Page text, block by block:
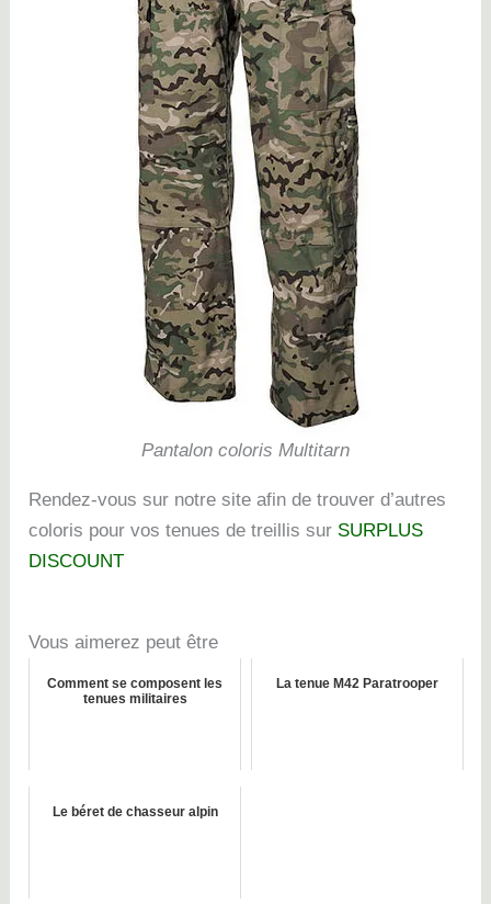
Pantalon coloris Multitarn
Rendez-vous sur notre site afin de trouver d’autres
coloris pour vos tenues de treillis sur SURPLUS
DISCOUNT
Vous aimerez peut être
Comment se composent les
tenues militaires
La tenue M42 Paratrooper
Le béret de chasseur alpin